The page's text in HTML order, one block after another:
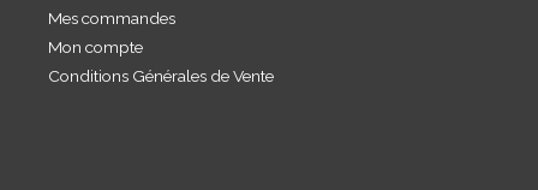
Mes commandes
Mon compte
Conditions Générales de Vente